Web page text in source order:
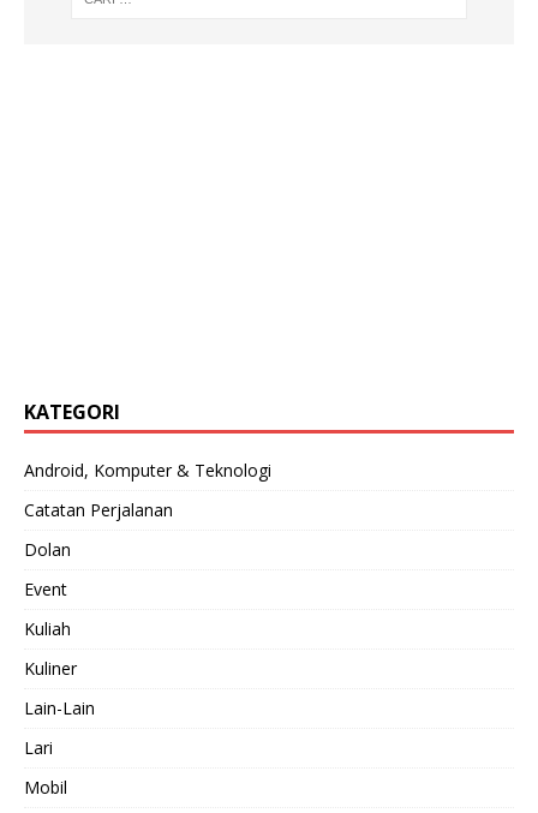
KATEGORI
Android, Komputer & Teknologi
Catatan Perjalanan
Dolan
Event
Kuliah
Kuliner
Lain-Lain
Lari
Mobil